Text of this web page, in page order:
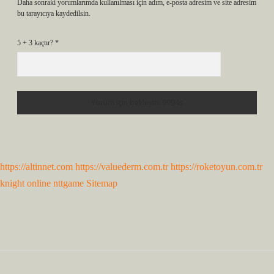
Daha sonraki yorumlarımda kullanılması için adım, e-posta adresim ve site adresim
bu tarayıcıya kaydedilsin.
5 + 3 kaçtır? *
https://altinnet.com https://valuederm.com.tr https://roketoyun.com.tr
knight online nttgame Sitemap